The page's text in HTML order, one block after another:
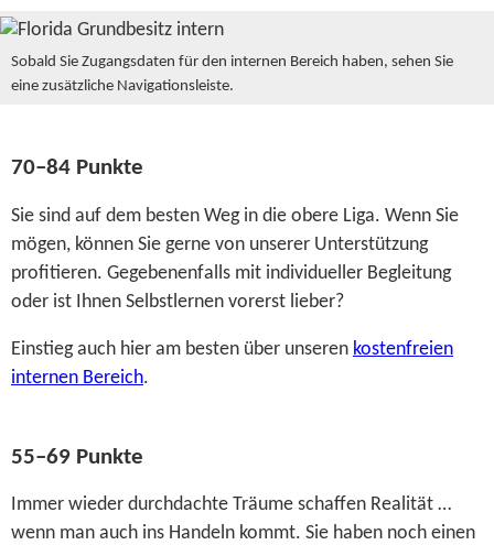
Sobald Sie Zugangsdaten für den internen Bereich haben, sehen Sie
eine zusätzliche Navigationsleiste.
70–84 Punkte
Sie sind auf dem besten Weg in die obere Liga. Wenn Sie
mögen, können Sie gerne von unserer Unterstützung
profitieren. Gegebenenfalls mit individueller Begleitung
oder ist Ihnen Selbstlernen vorerst lieber?
Einstieg auch hier am besten über unseren kostenfreien
internen Bereich.
55–69 Punkte
Immer wieder durchdachte Träume schaffen Realität …
wenn man auch ins Handeln kommt. Sie haben noch einen